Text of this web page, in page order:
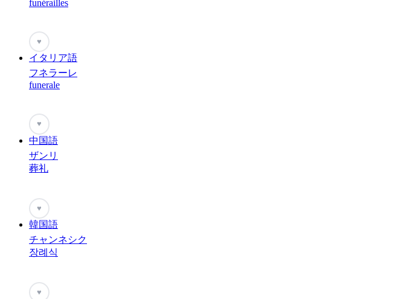
funérailles
♥
イタリア語
フネラーレ
funerale
♥
中国語
ザンリ
葬礼
♥
韓国語
チャンネシク
장례식
♥